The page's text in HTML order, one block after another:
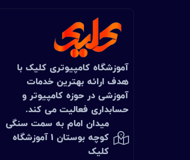
آموزشگاه کامپیوتری کلیک با
هدف ارائه بهترین خدمات
آموزشی در حوزه کامپیوتر و
حسابداری فعالیت می کند.
میدان امام به سمت سنگی
کوچه بوستان 1 آموزشگاه
کلیک